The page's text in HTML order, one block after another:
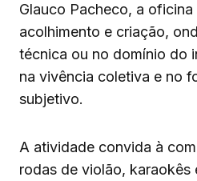
Glauco Pacheco, a
acolhimento e criação,
técnica ou no domínio do
na vivência coletiva e no
subjetivo.
A atividade convida à
rodas de violão, karaokês